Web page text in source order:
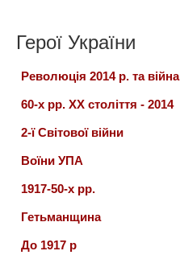
Герої України
Революція 2014 р. та війна
60-х рр. ХХ століття - 2014
2-ї Світової війни
Воїни УПА
1917-50-х рр.
Гетьманщина
До 1917 р